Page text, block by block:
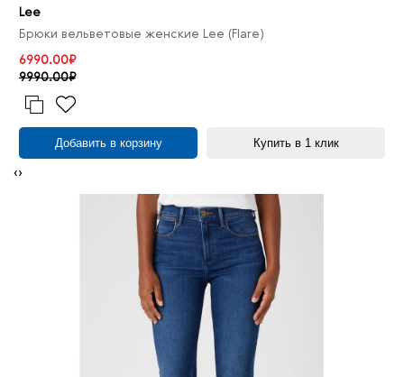
Lee
Брюки вельветовые женские Lee (Flare)
6990.00₽
9990.00₽
Добавить в корзину Купить в 1 клик
‹›